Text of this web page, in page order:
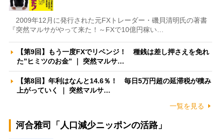
2009年12月に発行された元FXトレーダー・磯貝清明氏の著書
『突然マルサがやって来た！～FXで10億円稼い…
【第9回】もう一度FXでリベンジ！ 種銭は差し押さえを免れ
た”ヒミツのお金” ｜ 突然マルサ…
【第8回】年利はなんと14.6％！ 毎日5万円超の延滞税が積み
上がっていく ｜ 突然マルサ…
一覧を見る
河合雅司「人口減少ニッポンの活路」